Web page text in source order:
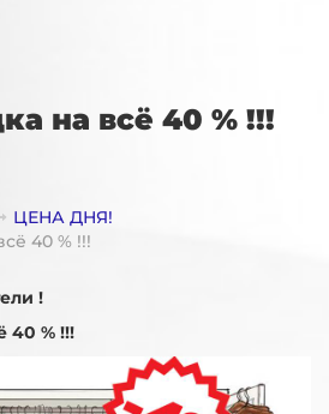
на всё 40 % !!!
ЦЕНА ДНЯ!
40 % !!!
!
40 % !!!